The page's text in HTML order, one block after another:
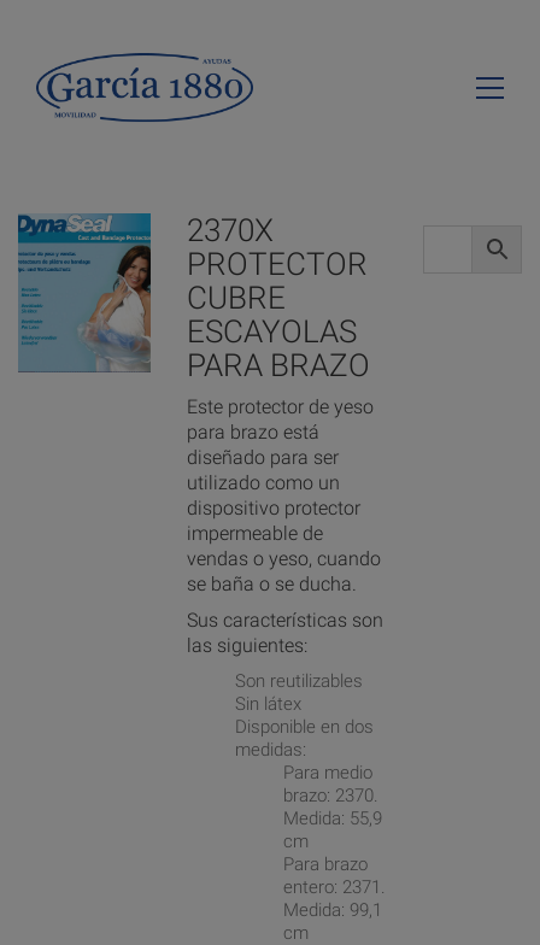
2370X
PROTECTOR
CUBRE
ESCAYOLAS
PARA BRAZO
Este protector de yeso
para brazo está
diseñado para ser
utilizado como un
dispositivo protector
impermeable de
vendas o yeso, cuando
se baña o se ducha.
Sus características son
las siguientes:
Son reutilizables
Sin látex
Disponible en dos
medidas:
Para medio
brazo: 2370.
Medida: 55,9
cm
Para brazo
entero: 2371.
Medida: 99,1
cm